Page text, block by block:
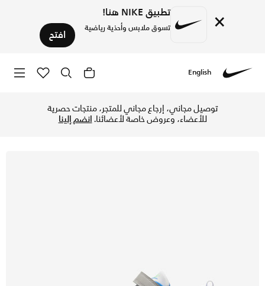
× تطبيق NIKE هنا!
تسوق ملابس وأحذية رياضية افتح
English
توصيل مجاني، إرجاع مجاني للمتجر، منتجات حصرية
للأعضاء، وعروض خاصة لأعضائنا.انضم إلينا